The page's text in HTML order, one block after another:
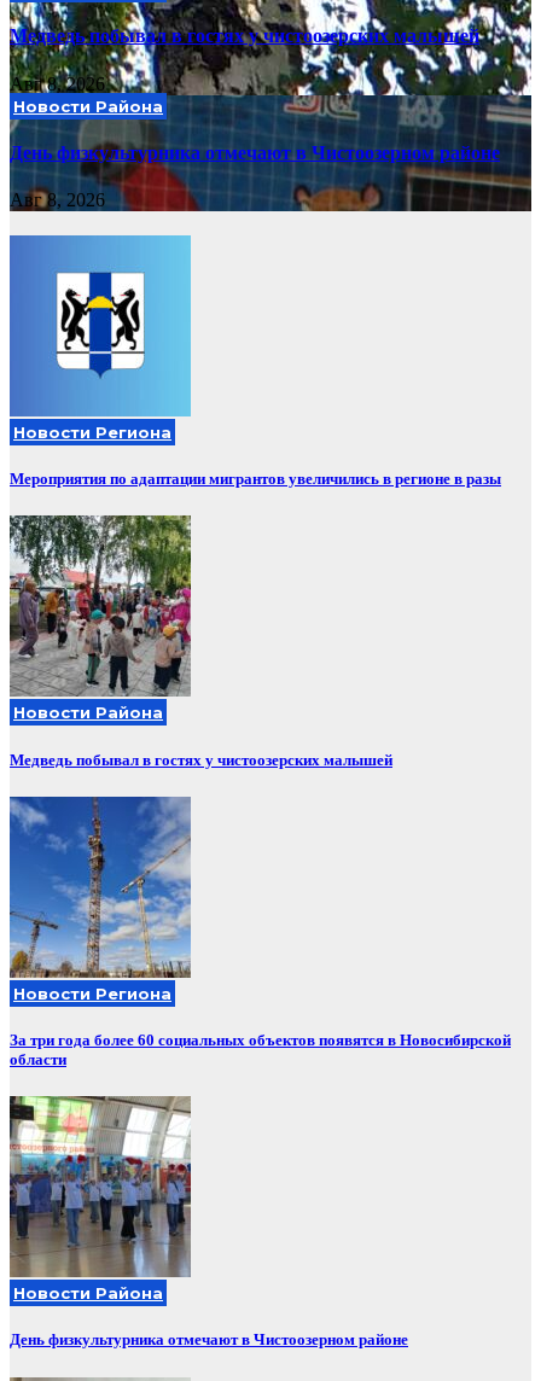
Медведь побывал в гостях у чистоозерских малышей
Авг 8, 2026
Новости Района
День физкультурника отмечают в Чистоозерном районе
Авг 8, 2026
Новости Региона
Мероприятия по адаптации мигрантов увеличились в регионе в разы
Новости Района
Медведь побывал в гостях у чистоозерских малышей
Новости Региона
За три года более 60 социальных объектов появятся в Новосибирской
области
Новости Района
День физкультурника отмечают в Чистоозерном районе